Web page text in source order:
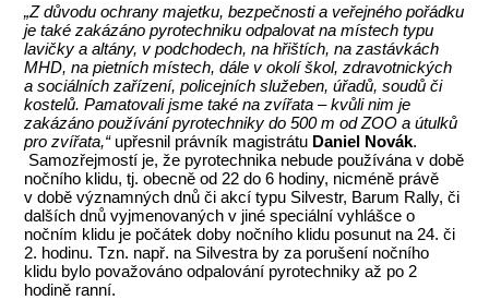
„Z důvodu ochrany majetku, bezpečnosti a veřejného pořádku
je také zakázáno pyrotechniku odpalovat na místech typu
lavičky a altány, v podchodech, na hřištích, na zastávkách
MHD, na pietních místech, dále v okolí škol, zdravotnických
a sociálních zařízení, policejních služeben, úřadů, soudů či
kostelů. Pamatovali jsme také na zvířata – kvůli nim je
zakázáno používání pyrotechniky do 500 m od ZOO a útulků
pro zvířata,“ upřesnil právník magistrátu Daniel Novák.
Samozřejmostí je, že pyrotechnika nebude používána v době
nočního klidu, tj. obecně od 22 do 6 hodiny, nicméně právě
v době významných dnů či akcí typu Silvestr, Barum Rally, či
dalších dnů vyjmenovaných v jiné speciální vyhlášce o
nočním klidu je počátek doby nočního klidu posunut na 24. či
2. hodinu. Tzn. např. na Silvestra by za porušení nočního
klidu bylo považováno odpalování pyrotechniky až po 2
hodině ranní.